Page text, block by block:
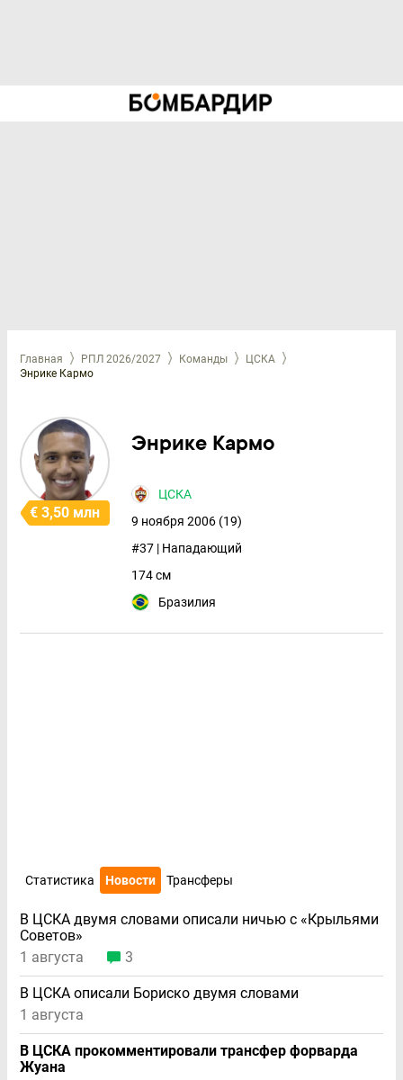
Главная РПЛ 2026/2027 Команды
ЦСКА
Энрике Кармо
€ 3,50 млн
Энрике Кармо
ЦСКА
9 ноября 2006 (19)
#37 | Нападающий
174 см
Бразилия
Статистика Новости Трансферы
В ЦСКА двумя словами описали ничью с «Крыльями
Советов»
1 августа
3
В ЦСКА описали Бориско двумя словами
1 августа
В ЦСКА прокомментировали трансфер форварда
Жуана